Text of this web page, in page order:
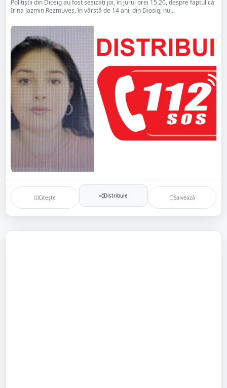
Poliţiştii din Diosig au fost sesizaţi joi, în jurul orei 15.20, despre faptul că
Irina Jazmin Rezmuves, în vârstă de 14 ani, din Diosig, nu...
Citește Distribuie Salvează